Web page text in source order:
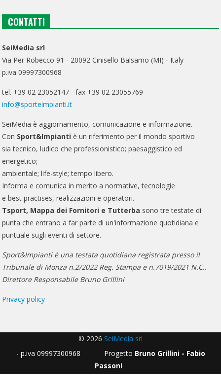
CONTATTI
SeiMedia srl
Via Per Robecco 91 - 20092 Cinisello Balsamo (MI) - Italy
p.iva 09997300968
tel. +39 02 23052147 - fax +39 02 23055769
info@sporteimpianti.it
SeiMedia è aggiornamento, comunicazione e informazione.
Con Sport&Impianti è un riferimento per il mondo sportivo
sia tecnico, ludico che professionistico; paesaggistico ed
energetico;
ambientale; life-style; tempo libero.
Informa e comunica in merito a normative, tecnologie
e best practises, realizzazioni e operatori.
Tsport, Mappa dei Fornitori e Tutterba sono tre testate di
punta che entrano a far parte di un'informazione quotidiana e
puntuale sugli eventi di settore.
Sport&Impianti è una testata quotidiana registrata presso il
Tribunale di Monza n.2/2022 Reg. Stampa e n.7019/2021 N.C..
Direttore Responsabile Bruno Grillini
Privacy policy
© 2026 SeiMedia srl
- p.iva 09997300968 Progetto Bruno Grillini - Fabio
Passoni